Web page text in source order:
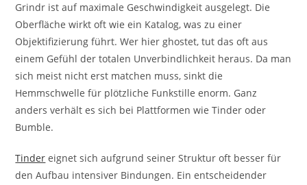
Grindr ist auf maximale Geschwindigkeit ausgelegt. Die
Oberfläche wirkt oft wie ein Katalog, was zu einer
Objektifizierung führt. Wer hier ghostet, tut das oft aus
einem Gefühl der totalen Unverbindlichkeit heraus. Da man
sich meist nicht erst matchen muss, sinkt die
Hemmschwelle für plötzliche Funkstille enorm. Ganz
anders verhält es sich bei Plattformen wie Tinder oder
Bumble.
Tinder eignet sich aufgrund seiner Struktur oft besser für
den Aufbau intensiver Bindungen. Ein entscheidender